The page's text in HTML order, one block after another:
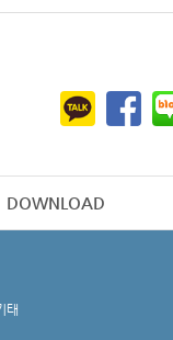
DOWNLOAD
태